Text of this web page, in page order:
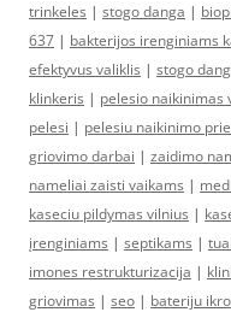
trinkeles | stogo danga |
637 | bakterijos irenginiams
efektyvus valiklis | stogo
klinkeris | pelesio naikinimas
pelesi | pelesiu naikinimo
griovimo darbai | zaidimo
nameliai zaisti vaikams |
kaseciu pildymas vilnius |
įrenginiams | septikams |
imones restrukturizacija |
griovimas | seo | bateriju